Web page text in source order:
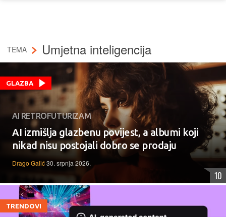
TEMA Umjetna inteligencija
GLAZBA
AI RETROFUTURIZAM
AI izmišlja glazbenu povijest, a albumi koji
nikad nisu postojali dobro se prodaju
Drago Galić30. srpnja 2026.
10
TRENDOVI